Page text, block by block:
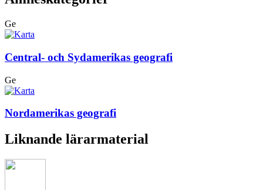
Ge
Central- och Sydamerikas geografi
Ge
Nordamerikas geografi
Liknande lärarmaterial